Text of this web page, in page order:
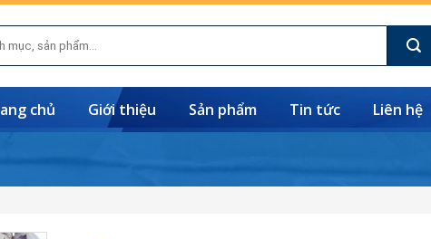
chủ Giới thiệu Sản phẩm Tin tức Liên hệ